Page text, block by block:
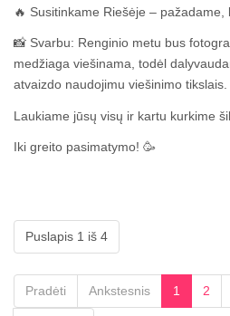
🔥 Susitinkame Riešėje –
📸 Svarbu: Renginio metu bus
medžiaga viešinama, todėl
atvaizdo naudojimu viešinimo tikslais.
Laukiame jūsų visų ir kartu kurkime
Iki greito pasimatymo! 🥳
Puslapis 1 iš 4
Pradėti Ankstesnis 1 2